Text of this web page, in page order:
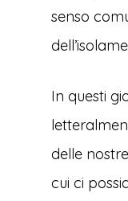
senso
In questi
delle
cui ci